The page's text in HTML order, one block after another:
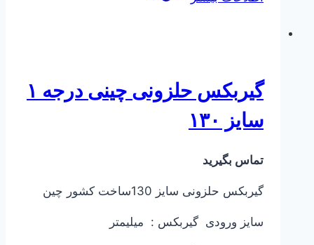
گیربکس حلزونی چینی درجه ۱
سایز ۱۳۰
تماس بگیرید
گیربکس حلزونی سایز 130ساخت کشور چین
سایز ورودی گیربکس : میلیمتر